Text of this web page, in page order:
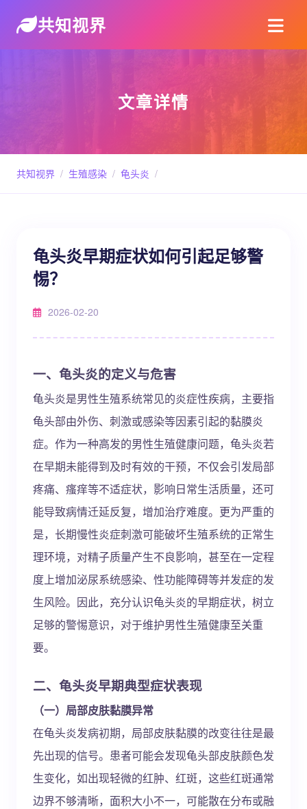
共知视界
文章详情
共知视界 / 生殖感染 / 龟头炎 /
龟头炎早期症状如何引起足够警
惕？
2026-02-20
一、龟头炎的定义与危害
龟头炎是男性生殖系统常见的炎症性疾病，主要指
龟头部由外伤、刺激或感染等因素引起的黏膜炎
症。作为一种高发的男性生殖健康问题，龟头炎若
在早期未能得到及时有效的干预，不仅会引发局部
疼痛、瘙痒等不适症状，影响日常生活质量，还可
能导致病情迁延反复，增加治疗难度。更为严重的
是，长期慢性炎症刺激可能破坏生殖系统的正常生
理环境，对精子质量产生不良影响，甚至在一定程
度上增加泌尿系统感染、性功能障碍等并发症的发
生风险。因此，充分认识龟头炎的早期症状，树立
足够的警惕意识，对于维护男性生殖健康至关重
要。
二、龟头炎早期典型症状表现
（一）局部皮肤黏膜异常
在龟头炎发病初期，局部皮肤黏膜的改变往往是最
先出现的信号。患者可能会发现龟头部皮肤颜色发
生变化，如出现轻微的红肿、红斑，这些红斑通常
边界不够清晰，面积大小不一，可能散在分布或融